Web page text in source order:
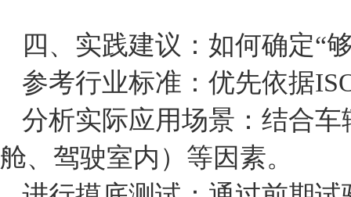
四、实践建议：如何确定“
参考行业标准：优先依据
分析实际应用场景：结合
舱、驾驶室内）等因素。